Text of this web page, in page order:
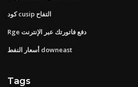
كود cusip التفاح
Rge دفع فاتورتك عبر الإنترنت
أسعار النفط downeast
Tags